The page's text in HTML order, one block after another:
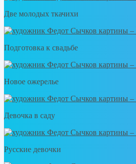
Две молодых ткачихи
Подготовка к свадьбе
Новое ожерелье
Девочка в саду
Русские девочки